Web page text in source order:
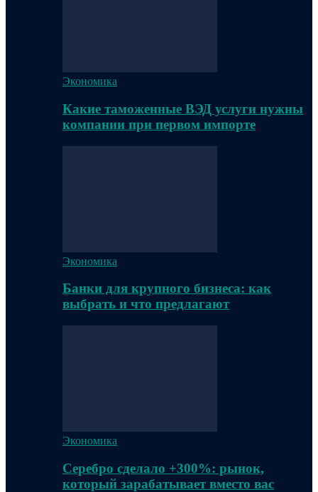
Экономика
Какие таможенные ВЭД услуги нужны
компании при первом импорте
Экономика
Банки для крупного бизнеса: как
выбрать и что предлагают
Экономика
Серебро сделало +300%: рынок,
который зарабатывает вместо вас